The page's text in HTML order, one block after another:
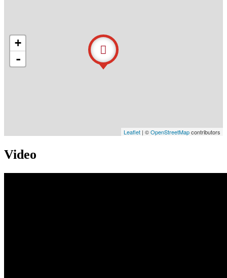
+
-
Leaflet | ©OpenStreetMapcontributors
Video